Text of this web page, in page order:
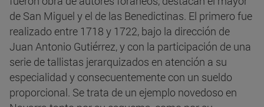
de San Miguel y el de las Benedictinas. El primero fue
realizado entre 1718 y 1722, bajo la dirección de
Juan Antonio Gutiérrez, y con la participación de una
serie de tallistas jerarquizados en atención a su
especialidad y consecuentemente con un sueldo
proporcional. Se trata de un ejemplo novedoso en